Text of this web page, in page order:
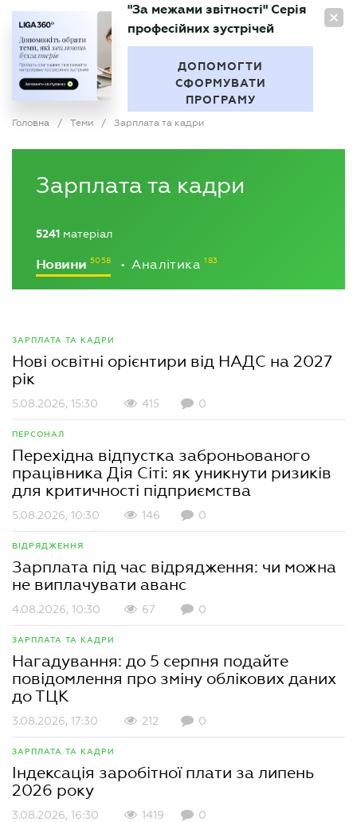
UA
БУХГАЛТЕР
"За межами звітності" Серія
професійних зустрічей
ДОПОМОГТИ
СФОРМУВАТИ
ПРОГРАМУ
Головна / Теми / Зарплата та кадри
Зарплата та кадри
5241 матеріал
Новини • Аналітика
ЗАРПЛАТА ТА КАДРИ
Нові освітні орієнтири від НАДС на 2027
рік
5.08.2026, 15:30 415 0
ПЕРСОНАЛ
Перехідна відпустка заброньованого
працівника Дія Сіті: як уникнути ризиків
для критичності підприємства
5.08.2026, 10:30 146 0
ВІДРЯДЖЕННЯ
Зарплата під час відрядження: чи можна
не виплачувати аванс
4.08.2026, 10:30 67 0
ЗАРПЛАТА ТА КАДРИ
Нагадування: до 5 серпня подайте
повідомлення про зміну облікових даних
до ТЦК
3.08.2026, 17:30 212 0
ЗАРПЛАТА ТА КАДРИ
Індексація заробітної плати за липень
2026 року
3.08.2026, 16:30 1419 0